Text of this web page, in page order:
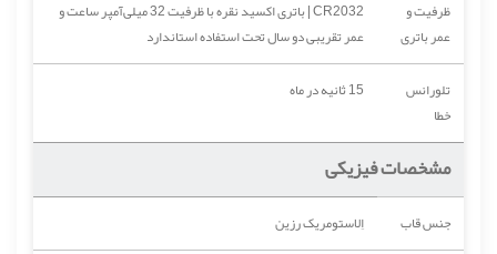
ظرفیت و
عمر باتری
CR2032 | باتری اکسید نقره با ظرفیت 32 میلی‌آمپر ساعت و
عمر تقریبی دو سال تحت استفاده استاندارد
تلورانس
خطا
15 ثانیه در ماه
مشخصات فیزیکی
جنس قاب
اِلاستومریک رزین